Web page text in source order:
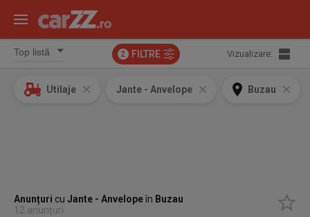
2 FILTRE Vizualizare:
Utilaje Jante - Anvelope Buzau
Anunțuri cuJante - Anvelopeîn Buzau
12 anunțuri